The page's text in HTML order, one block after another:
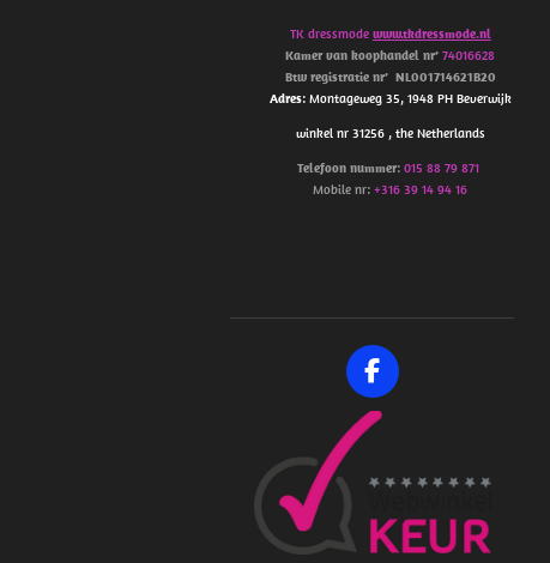
TK dressmode www.tkdressmode.nl
Kamer van koophandelnr’ 74016628
Btw registratie nr’ NL001714621B20
Adres: Montageweg 35, 1948 PH Beverwijk
winkel nr 31256 , the Netherlands
Telefoon nummer: 015 88 79 871
Mobile nr:+316 39 14 94 16
F
a
c
b
o